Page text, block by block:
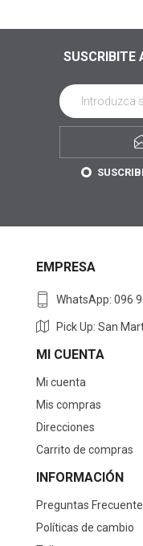
SUSCRIBITE
EMPRESA
WhatsApp: 096
Pick Up: San
MI CUENTA
Mi cuenta
Mis compras
Direcciones
Carrito de compras
INFORMACIÓN
Preguntas
Políticas de cambio